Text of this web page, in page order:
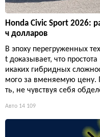
Honda Civic Sport 2026:
ч долларов
В эпоху перегруженных
t доказывает, что
икаких гибридных
мого за вменяемую цену.
ть, не чувствуя себя
Авто 14 109